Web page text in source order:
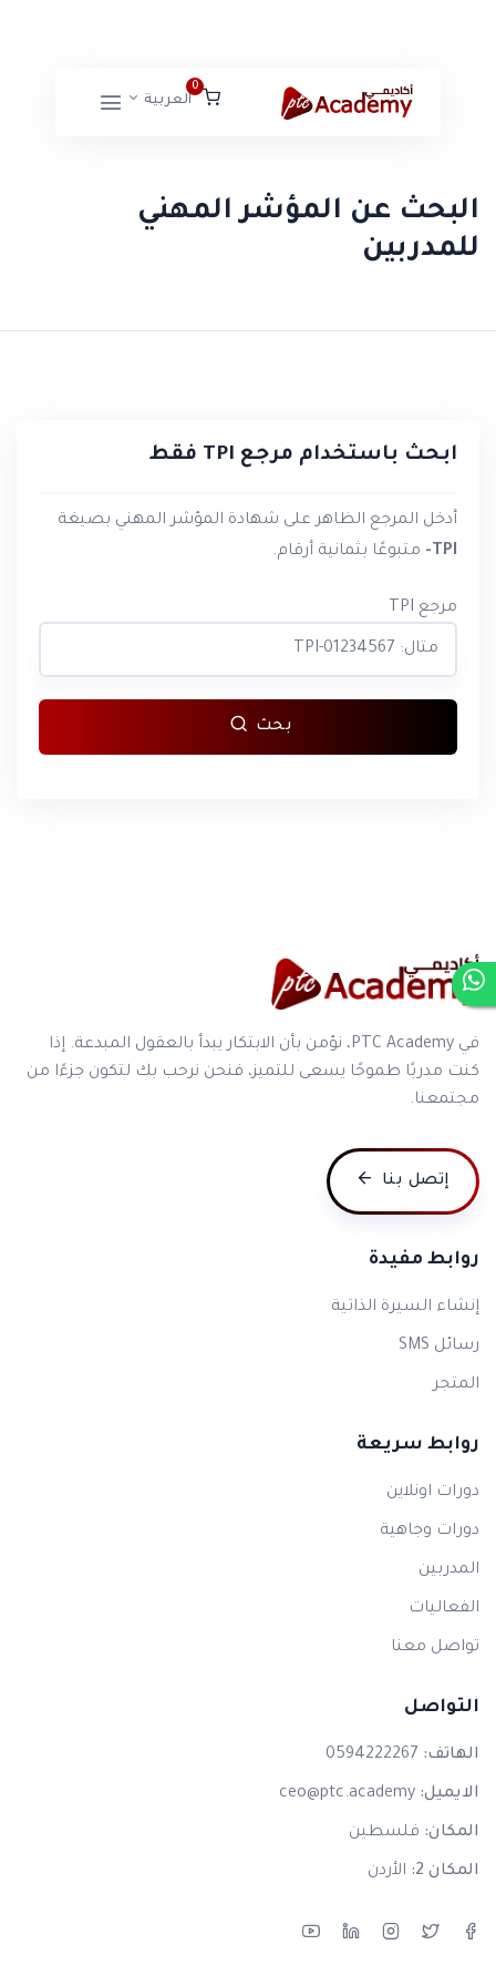
0
العربية
البحث عن المؤشر المهني
للمدربين
ابحث باستخدام مرجع TPI فقط
أدخل المرجع الظاهر على شهادة المؤشر المهني بصيغة
TPI-
متبوعًا بثمانية أرقام.
مرجع TPI
بحث
في PTC Academy، نؤمن بأن الابتكار يبدأ بالعقول المبدعة. إذا
كنت مدربًا طموحًا يسعى للتميز، فنحن نرحب بك لتكون جزءًا من
مجتمعنا.
إتصل بنا
روابط مفيدة
إنشاء السيرة الذاتية
رسائل SMS
المتجر
روابط سريعة
دورات اونلاين
دورات وجاهية
المدربين
الفعاليات
تواصل معنا
التواصل
الهاتف: 0594222267
الايميل: ceo@ptc.academy
المكان: فلسطين
المكان 2: الأردن